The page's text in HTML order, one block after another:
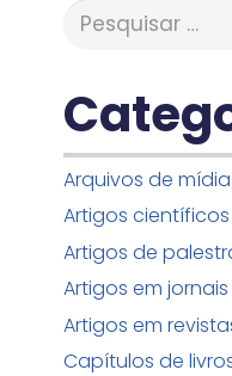
Pesquisar
Arquivos de mídia
Artigos científicos
Artigos de
Artigos em jornais
Artigos em
Capítulos de